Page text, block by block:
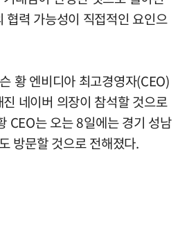
협력 가능성이 직접적인 요인으
황 엔비디아 최고경영자(CEO)
네이버 의장이 참석할 것으로
CEO는 오는 8일에는 경기 성남
방문할 것으로 전해졌다.